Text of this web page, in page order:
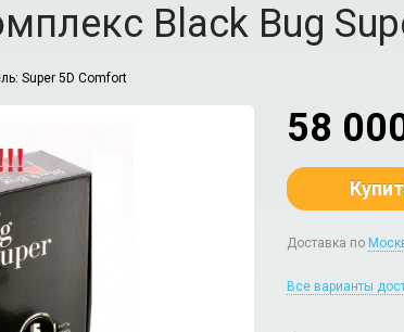
Black Bug
Super 5D Comfort
58
Доставка по
Все варианты